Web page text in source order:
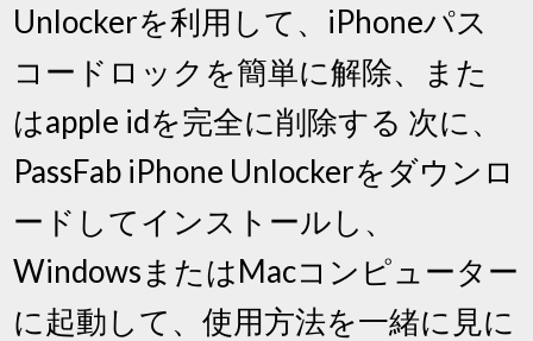
Unlockerを利用して、iPhoneパス
コードロックを簡単に解除、また
はapple idを完全に削除する 次に、
PassFab iPhone Unlockerをダウンロ
ードしてインストールし、
WindowsまたはMacコンピューター
に起動して、使用方法を一緒に見に